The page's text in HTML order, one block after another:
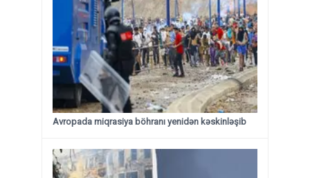
Avropada miqrasiya böhranı yenidən kəskinləşib